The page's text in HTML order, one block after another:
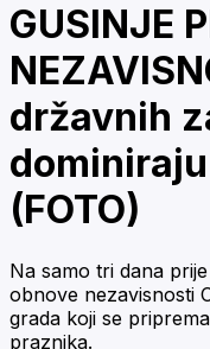
GUSINJE
državnih
(FOTO)
Na samo tri dana
obnove nezavisnosti
grada koji se
praznika.